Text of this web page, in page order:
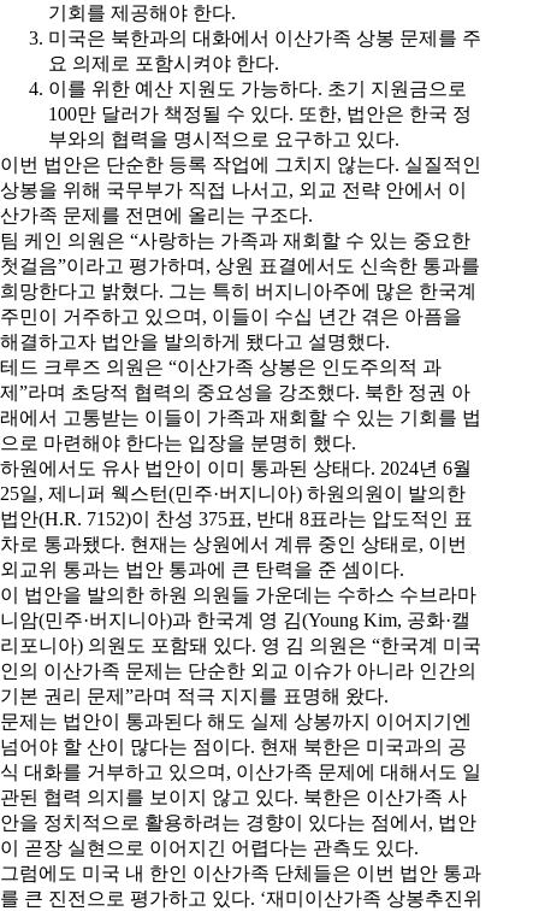
기회를 제공해야 한다.
미국은 북한과의 대화에서 이산가족 상봉 문제를 주
요 의제로 포함시켜야 한다.
이를 위한 예산 지원도 가능하다. 초기 지원금으로
100만 달러가 책정될 수 있다. 또한, 법안은 한국 정
부와의 협력을 명시적으로 요구하고 있다.
이번 법안은 단순한 등록 작업에 그치지 않는다. 실질적인
상봉을 위해 국무부가 직접 나서고, 외교 전략 안에서 이
산가족 문제를 전면에 올리는 구조다.
팀 케인 의원은 “사랑하는 가족과 재회할 수 있는 중요한
첫걸음”이라고 평가하며, 상원 표결에서도 신속한 통과를
희망한다고 밝혔다. 그는 특히 버지니아주에 많은 한국계
주민이 거주하고 있으며, 이들이 수십 년간 겪은 아픔을
해결하고자 법안을 발의하게 됐다고 설명했다.
테드 크루즈 의원은 “이산가족 상봉은 인도주의적 과
제”라며 초당적 협력의 중요성을 강조했다. 북한 정권 아
래에서 고통받는 이들이 가족과 재회할 수 있는 기회를 법
으로 마련해야 한다는 입장을 분명히 했다.
하원에서도 유사 법안이 이미 통과된 상태다. 2024년 6월
25일, 제니퍼 웩스턴(민주·버지니아) 하원의원이 발의한
법안(H.R. 7152)이 찬성 375표, 반대 8표라는 압도적인 표
차로 통과됐다. 현재는 상원에서 계류 중인 상태로, 이번
외교위 통과는 법안 통과에 큰 탄력을 준 셈이다.
이 법안을 발의한 하원 의원들 가운데는 수하스 수브라마
니암(민주·버지니아)과 한국계 영 김(Young Kim, 공화·캘
리포니아) 의원도 포함돼 있다. 영 김 의원은 “한국계 미국
인의 이산가족 문제는 단순한 외교 이슈가 아니라 인간의
기본 권리 문제”라며 적극 지지를 표명해 왔다.
문제는 법안이 통과된다 해도 실제 상봉까지 이어지기엔
넘어야 할 산이 많다는 점이다. 현재 북한은 미국과의 공
식 대화를 거부하고 있으며, 이산가족 문제에 대해서도 일
관된 협력 의지를 보이지 않고 있다. 북한은 이산가족 사
안을 정치적으로 활용하려는 경향이 있다는 점에서, 법안
이 곧장 실현으로 이어지긴 어렵다는 관측도 있다.
그럼에도 미국 내 한인 이산가족 단체들은 이번 법안 통과
를 큰 진전으로 평가하고 있다. ‘재미이산가족 상봉추진위